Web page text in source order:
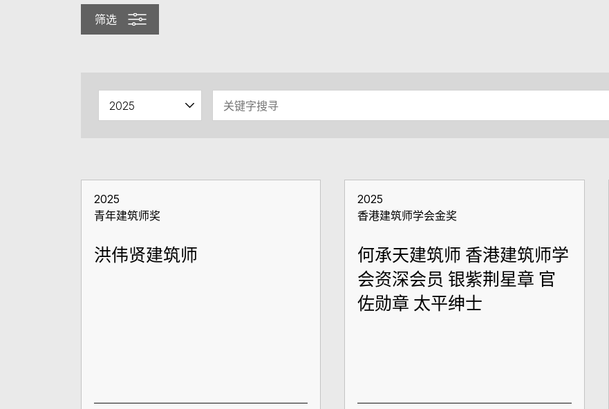
筛选
2025
青年建筑师奖
洪伟贤建筑师
2025
香港建筑师学会金奖
何承天建筑师 香港建筑师学
会资深会员 银紫荆星章 官
佐勋章 太平绅士